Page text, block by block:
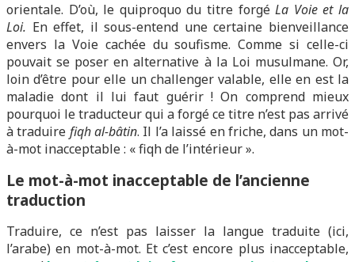
orientale. D’où, le quiproquo du titre forgéLa Voie et la
Loi. En effet, il sous-entend une certaine bienveillance
envers la Voie cachée du soufisme. Comme si celle-ci
pouvait se poser en alternative à la Loi musulmane. Or,
loin d’être pour elle un challenger valable, elle en est la
maladie dont il lui faut guérir ! On comprend mieux
pourquoi le traducteur qui a forgé ce titre n’est pas arrivé
à traduire fiqh al-bâtin. Il l’a laissé en friche, dans un mot-
à-mot inacceptable : « fiqh de l’intérieur ».
Le mot-à-mot inacceptable de l’ancienne
traduction
Traduire, ce n’est pas laisser la langue traduite (ici,
l’arabe) en mot-à-mot. Et c’est encore plus inacceptable,